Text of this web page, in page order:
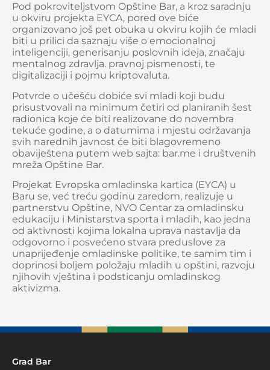
Pod pokroviteljstvom Opštine Bar, a kroz saradnju
u okviru projekta EYCA, pored ove biće
organizovano još pet obuka u okviru kojih će mladi
biti u prilici da saznaju više o emocionalnoj
inteligenciji, generisanju poslovnih ideja, značaju
mentalnog zdravlja. pravnoj pismenosti, te
digitalizaciji i pojmu kriptovaluta.
Potvrde o učešću dobiće svi mladi koji budu
prisustvovali na minimum četiri od planiranih šest
radionica koje će biti realizovane do novembra
tekuće godine, a o datumima i mjestu održavanja
svih narednih javnost će biti blagovremeno
obaviještena putem web sajta: bar.me i društvenih
mreža Opštine Bar.
Projekat Evropska omladinska kartica (EYCA) u
Baru se, već treću godinu zaredom, realizuje u
partnerstvu Opštine, NVO Centar za omladinsku
edukaciju i Ministarstva sporta i mladih, kao jedna
od aktivnosti kojima lokalna uprava nastavlja da
odgovorno i posvećeno stvara preduslove za
unaprijeđenje omladinske politike, te samim tim i
doprinosi boljem položaju mladih u opštini, razvoju
njihovih vještina i podsticanju omladinskog
aktivizma.
Grad Bar